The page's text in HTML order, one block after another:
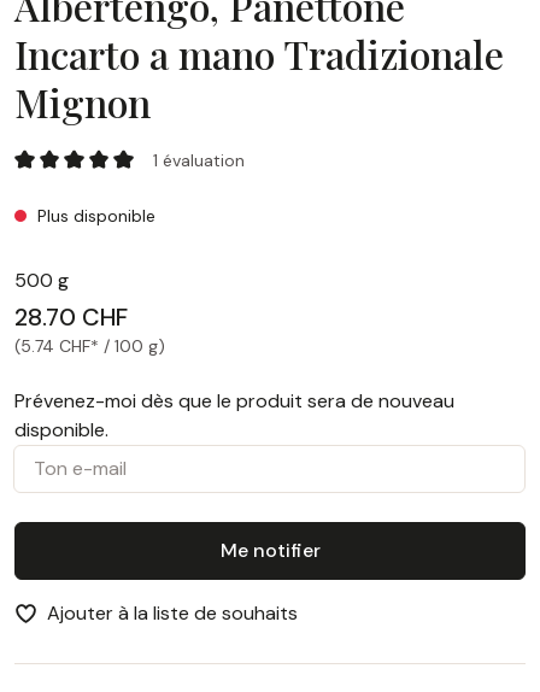
Incarto a mano Tradizionale
Mignon
Albertengo, Panettone Incarto a mano Tradizionale Mignon
1 évaluation
Plus disponible
500 g
28.70 CHF
(5.74 CHF* / 100 g)
Prévenez-moi dès que le produit sera de nouveau
disponible.
Ton e-mail
Me notifier
Ajouter à la liste de souhaits